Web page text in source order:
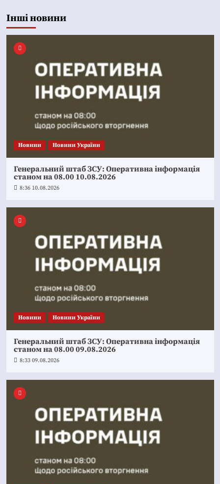
Інші новини
Новини Новини України
Генеральний штаб ЗСУ: Оперативна інформація
станом на 08.00 10.08.2026
8:36 10.08.2026
Новини Новини України
Генеральний штаб ЗСУ: Оперативна інформація
станом на 08.00 09.08.2026
8:33 09.08.2026